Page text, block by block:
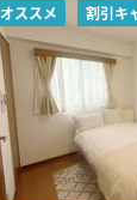
オススメ 割引キ